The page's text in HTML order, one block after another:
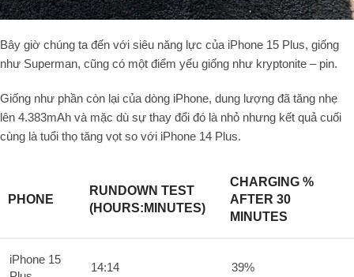
Bây giờ chúng ta đến với siêu năng lực của iPhone 15 Plus, giống
như Superman, cũng có một điểm yếu giống như kryptonite – pin.
Giống như phần còn lại của dòng iPhone, dung lượng đã tăng nhẹ
lên 4.383mAh và mặc dù sự thay đổi đó là nhỏ nhưng kết quả cuối
cùng là tuổi thọ tăng vọt so với iPhone 14 Plus.
PHONE
RUNDOWN TEST
(HOURS:MINUTES)
CHARGING %
AFTER 30
MINUTES
iPhone 15
14:14 39%